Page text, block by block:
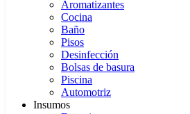
Aromatizantes
Cocina
Baño
Pisos
Desinfección
Bolsas de basura
Piscina
Automotriz
Insumos